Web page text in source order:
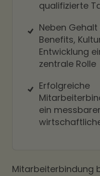
qualifizierte
Neben
Benefits,
Entwicklung
zentrale Rolle
Erfolgreiche
ein messbarer
Mitarbeiterbindung